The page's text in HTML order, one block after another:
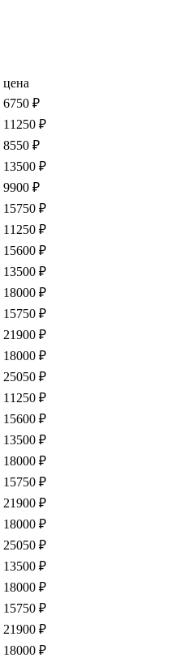
цена
6750 ₽
11250 ₽
8550 ₽
13500 ₽
9900 ₽
15750 ₽
11250 ₽
15600 ₽
13500 ₽
18000 ₽
15750 ₽
21900 ₽
18000 ₽
25050 ₽
11250 ₽
15600 ₽
13500 ₽
18000 ₽
15750 ₽
21900 ₽
18000 ₽
25050 ₽
13500 ₽
18000 ₽
15750 ₽
21900 ₽
18000 ₽